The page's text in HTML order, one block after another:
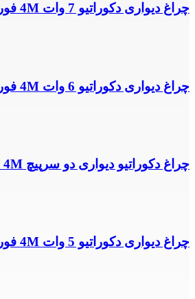
چراغ دیواری دکوراتیو 7 وات 4M فورام مارس 5
چراغ دیواری دکوراتیو 6 وات 4M فورام تیتان 7
چراغ دکوراتیو دیواری دو سرپیچ 4M فورام هرمس 5
چراغ دیواری دکوراتیو 5 وات 4M فورام آریل 1